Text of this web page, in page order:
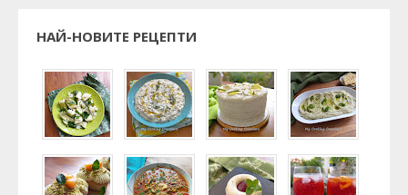
НАЙ-НОВИТЕ РЕЦЕПТИ